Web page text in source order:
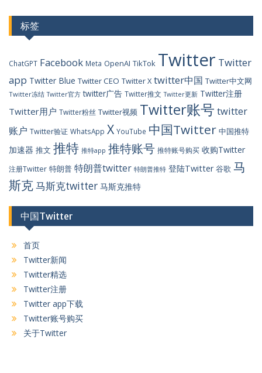
标签
ChatGPT Facebook Meta OpenAI TikTok Twitter Twitter
app Twitter Blue Twitter CEO Twitter X twitter中国 Twitter中文网
Twitter冻结 Twitter官方 twitter广告 Twitter推文 Twitter更新 Twitter注册
Twitter用户 Twitter粉丝 Twitter视频 Twitter账号 twitter
账户 Twitter验证 WhatsApp X YouTube 中国Twitter 中国推特
加速器 推文 推特 推特app 推特账号 推特账号购买 收购Twitter
注册Twitter 特朗普 特朗普twitter 特朗普推特 登陆Twitter 谷歌 马
斯克马斯克twitter 马斯克推特
中国Twitter
首页
Twitter新闻
Twitter精选
Twitter注册
Twitter app下载
Twitter账号购买
关于Twitter